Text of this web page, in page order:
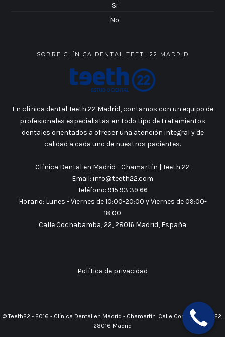
Si
No
SOBRE CLÍNICA DENTAL TEETH22 MADRID
En clínica dental Teeth 22 Madrid, contamos con un equipo de
profesionales especialistas en todo tipo de tratamientos
dentales orientados a ofrecer una atención integral y de
calidad a cada uno de nuestros pacientes.
Clínica Dental en Madrid - Chamartín | Teeth 22
Email: info@teeth22.com
Teléfono: 915 93 39 66
Horario: Lunes - Viernes de 10:00-20:00 y Viernes de 09:00-
18:00
Calle Cochabamba, 22,28016 Madrid, España
Política de privacidad
© Teeth22 - 2016 - Clínica Dental en Madrid - Chamartín. Calle Cochabamba, 22,
28016 Madrid